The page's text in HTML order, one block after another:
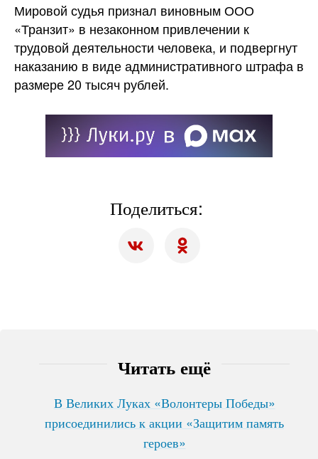
Мировой судья признал виновным ООО
«Транзит» в незаконном привлечении к
трудовой деятельности человека, и подвергнут
наказанию в виде административного штрафа в
размере 20 тысяч рублей.
Поделиться:
Читать ещё
В Великих Луках «Волонтеры Победы»
присоединились к акции «Защитим память
героев»